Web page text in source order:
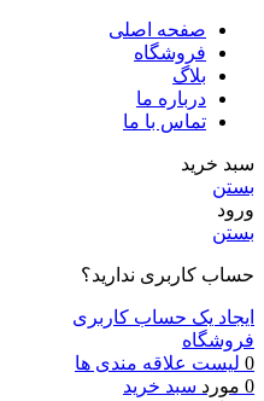
صفحه اصلی
فروشگاه
بلاگ
درباره ما
تماس با ما
سبد خرید
بستن
ورود
بستن
حساب کاربری ندارید؟
ایجاد یک حساب کاربری
فروشگاه
0 لیست علاقه مندی ها
0 مورد سبد خرید